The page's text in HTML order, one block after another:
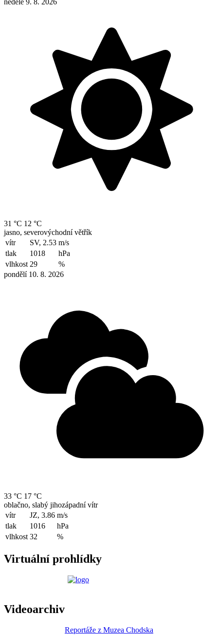
neděle 9. 8. 2026
31 °C 12 °C
jasno, severovýchodní větřík
vítr
SV, 2.53 m/s
tlak
1018
hPa
vlhkost 29
%
pondělí 10. 8. 2026
33 °C 17 °C
oblačno, slabý jihozápadní vítr
vítr
JZ, 3.86 m/s
tlak
1016
hPa
vlhkost 32 %
Virtuální prohlídky
Videoarchiv
Reportáže z Muzea Chodska